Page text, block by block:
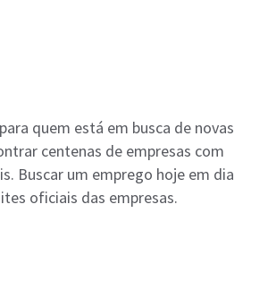
quem está em busca de novas
centenas de empresas com
Buscar um emprego hoje em dia
oficiais das empresas.